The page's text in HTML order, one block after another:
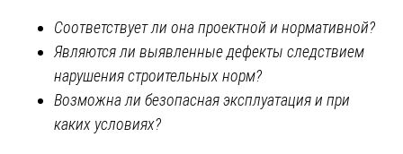
Соответствует ли она проектной и нормативной?
Являются ли выявленные дефекты следствием
нарушения строительных норм?
Возможна ли безопасная эксплуатация и при
каких условиях?